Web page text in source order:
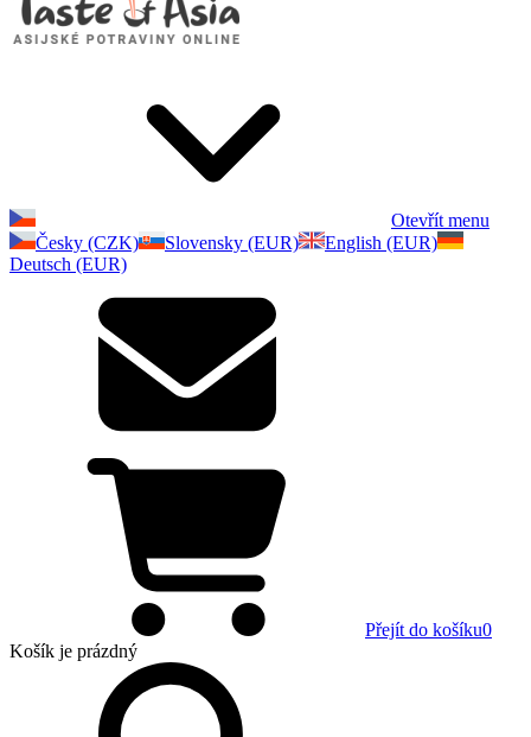
Otevřít menu
Česky (CZK)
Slovensky (EUR)
English (EUR)
Deutsch (EUR)
Přejít do košíku0
Košík je prázdný